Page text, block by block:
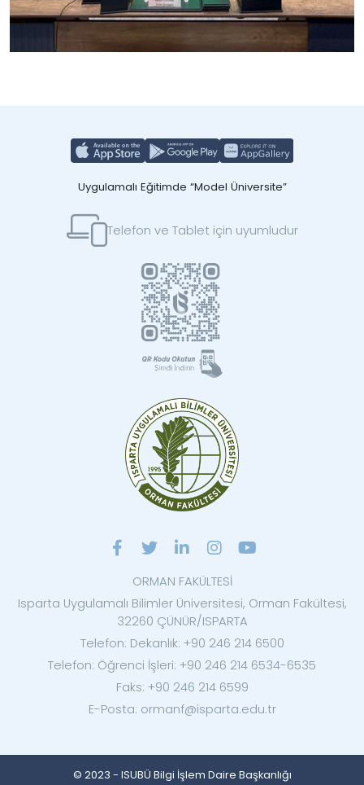
Uygulamalı Eğitimde “Model Üniversite”
Telefon ve Tablet için uyumludur
ORMAN FAKÜLTESİ
Isparta Uygulamalı Bilimler Üniversitesi, Orman Fakültesi,
32260 ÇÜNÜR/ISPARTA
Telefon: Dekanlık: +90 246 214 6500
Telefon: Öğrenci İşleri: +90 246 214 6534-6535
Faks: +90 246 214 6599
E-Posta: ormanf@isparta.edu.tr
© 2023 - ISUBÜ Bilgi İşlem Daire Başkanlığı